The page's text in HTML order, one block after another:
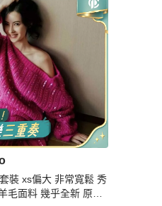
裝 xs偏大 非常寬鬆 秀
面料 幾乎全新 原價